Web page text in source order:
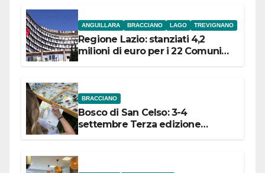
ANGUILLARA BRACCIANO LAGO TREVIGNANO
Regione Lazio: stanziati 4,2
milioni di euro per i 22 Comuni
BRACCIANO
Bosco di San Celso: 3-4
settembre Terza edizione